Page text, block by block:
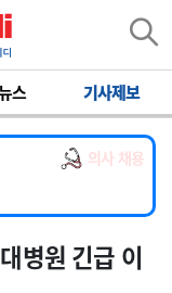
스 기사제보
의사 채용
사 채용
직 의사 공개채용
채용
병원 긴급 이